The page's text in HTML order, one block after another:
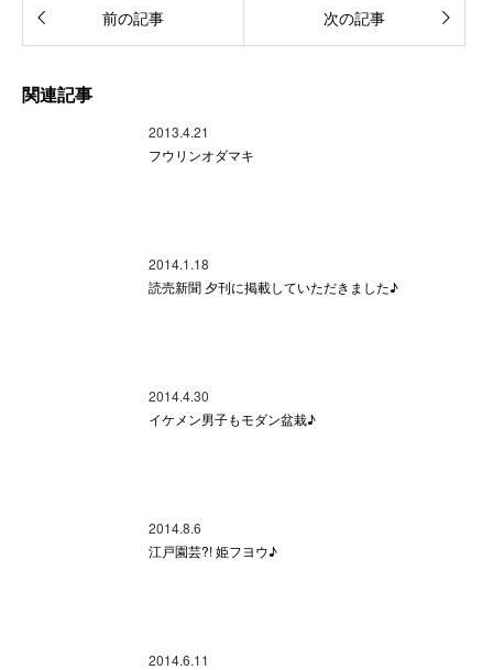
前の記事 次の記事
関連記事
2013.4.21
フウリンオダマキ
2014.1.18
読売新聞 夕刊に掲載していただきました♪
2014.4.30
イケメン男子もモダン盆栽♪
2014.8.6
江戸園芸?! 姫フヨウ♪
2014.6.11